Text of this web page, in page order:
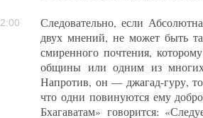
Следовательно, если
двух мнений, не может быть
смиренного почтения,
общины или одним из многих
Напротив, он — джагад-гуру, то
что одни повинуются ему
Бхагаватам» говорится: